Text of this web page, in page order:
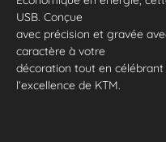
USB. Conçue
avec précision et gravée
caractère à votre
décoration tout en
l’excellence de KTM.